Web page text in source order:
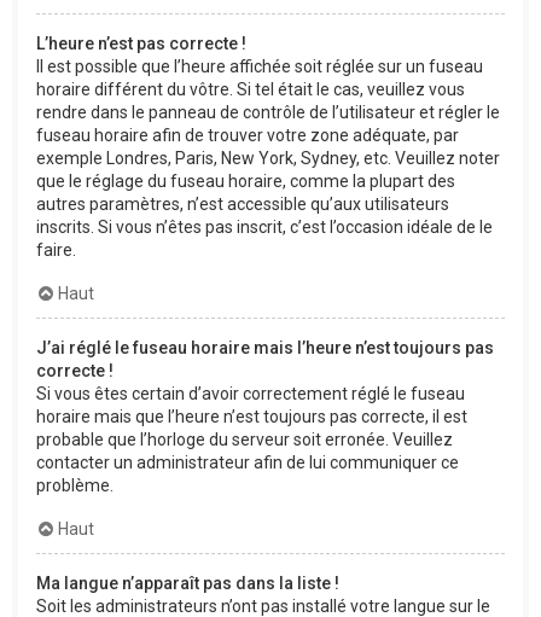
L’heure n’est pas correcte !
Il est possible que l’heure affichée soit réglée sur un fuseau
horaire différent du vôtre. Si tel était le cas, veuillez vous
rendre dans le panneau de contrôle de l’utilisateur et régler le
fuseau horaire afin de trouver votre zone adéquate, par
exemple Londres, Paris, New York, Sydney, etc. Veuillez noter
que le réglage du fuseau horaire, comme la plupart des
autres paramètres, n’est accessible qu’aux utilisateurs
inscrits. Si vous n’êtes pas inscrit, c’est l’occasion idéale de le
faire.
Haut
J’ai réglé le fuseau horaire mais l’heure n’est toujours pas
correcte !
Si vous êtes certain d’avoir correctement réglé le fuseau
horaire mais que l’heure n’est toujours pas correcte, il est
probable que l’horloge du serveur soit erronée. Veuillez
contacter un administrateur afin de lui communiquer ce
problème.
Haut
Ma langue n’apparaît pas dans la liste !
Soit les administrateurs n’ont pas installé votre langue sur le